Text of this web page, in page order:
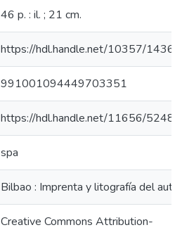
46 p. : il. ; 21 cm.
https://hdl.handle.net/10357/1436
991001094449703351
https://hdl.handle.net/11656/5248
spa
Bilbao : Imprenta y litografía del autor
Creative Commons Attribution-